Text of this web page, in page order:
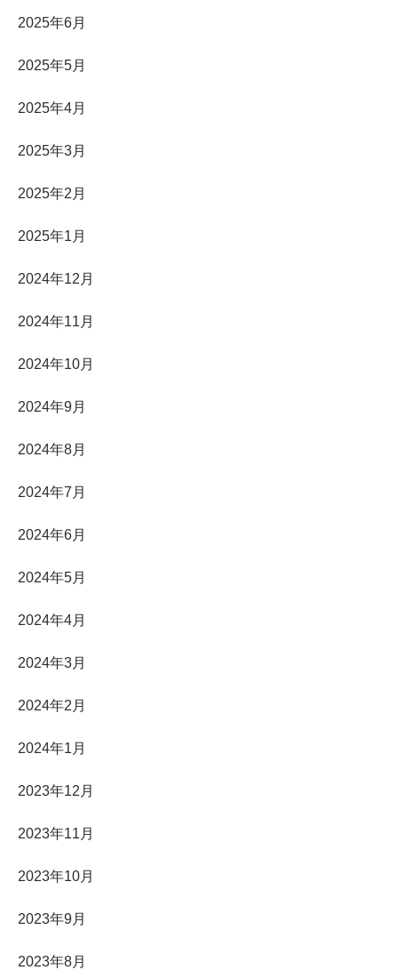
2025年6月
2025年5月
2025年4月
2025年3月
2025年2月
2025年1月
2024年12月
2024年11月
2024年10月
2024年9月
2024年8月
2024年7月
2024年6月
2024年5月
2024年4月
2024年3月
2024年2月
2024年1月
2023年12月
2023年11月
2023年10月
2023年9月
2023年8月